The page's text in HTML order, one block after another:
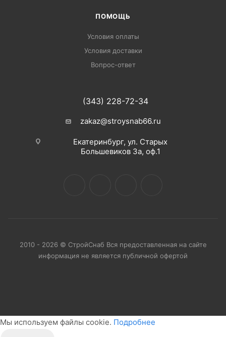
ПОМОЩЬ
Условия оплаты
Условия доставки
Вопрос-ответ
(343) 228-72-34
zakaz@stroysnab66.ru
Екатеринбург, ул. Старых
Большевиков 3а, оф.1
2010 - 2026 © СтройСнаб Вся предоставленная на сайте
информация не является публичной офертой
Мы используем файлы cookie. Подробнее